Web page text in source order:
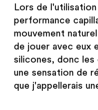
Lors de
performance
mouvement
de jouer avec eux
silicones, donc les
une sensation de
que j'appellerais